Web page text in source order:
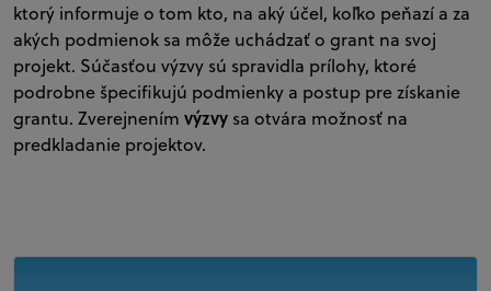
ktorý informuje o tom kto, na aký účel, koľko peňazí a za
akých podmienok sa môže uchádzať o grant na svoj
projekt. Súčasťou výzvy sú spravidla prílohy, ktoré
podrobne špecifikujú podmienky a postup pre získanie
grantu. Zverejnením výzvy sa otvára možnosť na
predkladanie projektov.